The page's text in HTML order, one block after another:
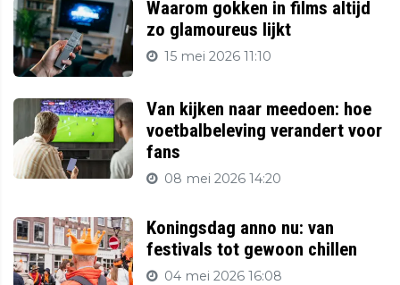
Waarom gokken in films altijd
zo glamoureus lijkt
15 mei 2026 11:10
Van kijken naar meedoen: hoe
voetbalbeleving verandert voor
fans
08 mei 2026 14:20
Koningsdag anno nu: van
festivals tot gewoon chillen
04 mei 2026 16:08